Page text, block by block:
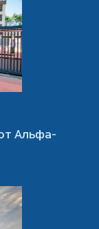
Альфа-